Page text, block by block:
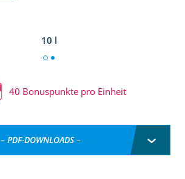
10 l
40 Bonuspunkte pro Einheit
– PDF-DOWNLOADS –